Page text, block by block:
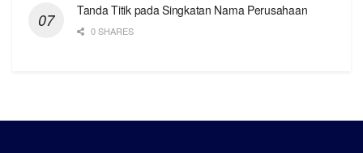
Tanda Titik pada Singkatan Nama Perusahaan
0 SHARES